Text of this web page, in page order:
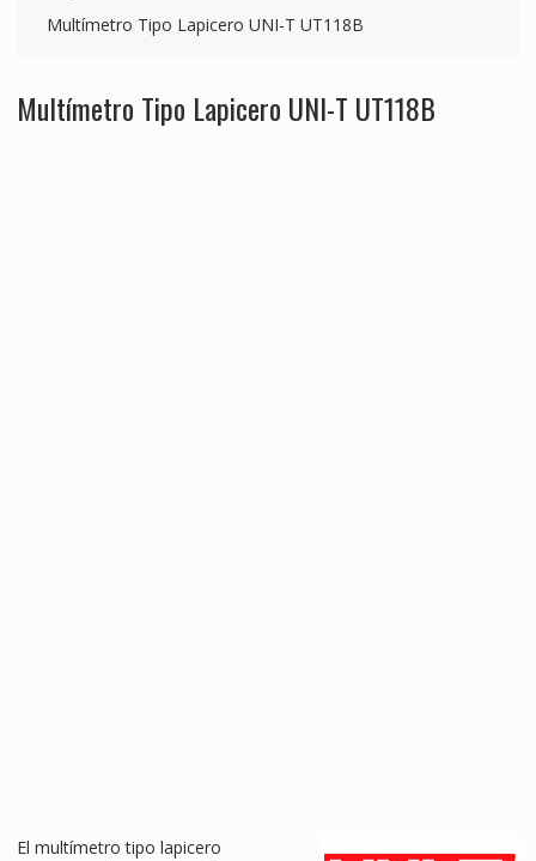
Multímetro Tipo Lapicero UNI-T UT118B
Multímetro Tipo Lapicero UNI-T UT118B
El multímetro tipo lapicero